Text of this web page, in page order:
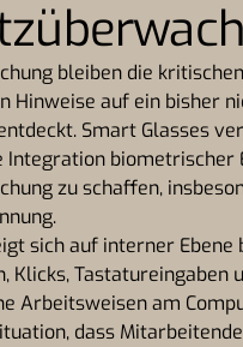
bleiben die
Hinweise auf ein bisher
Smart Glasses
Integration
zu schaffen,
sich auf interner
Klicks,
Arbeitsweisen am
dass